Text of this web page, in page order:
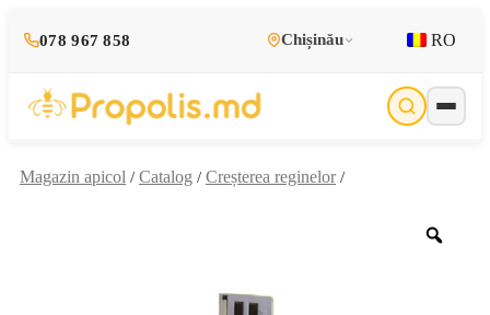
078 967 858 Chișinău RO
Magazin apicol / Catalog / Creșterea reginelor/